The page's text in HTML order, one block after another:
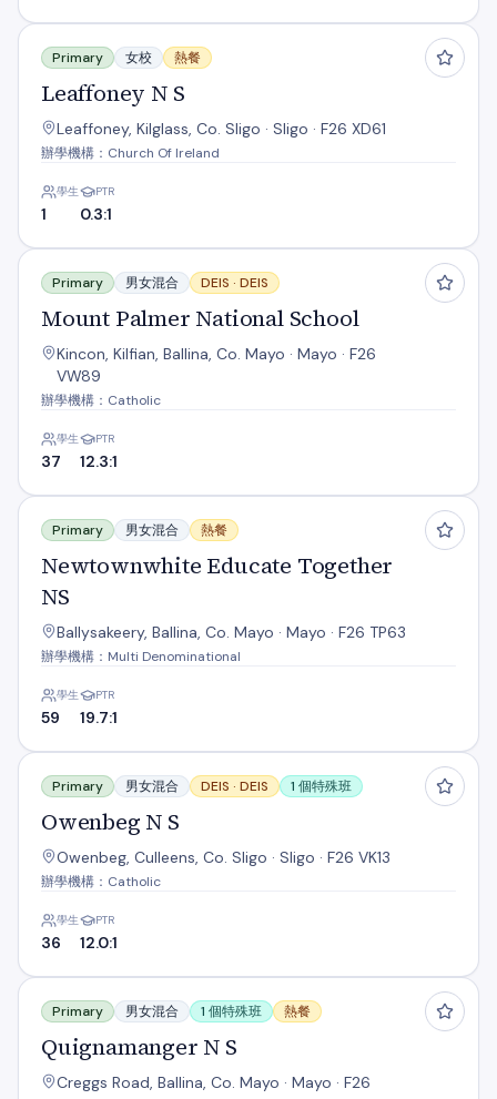
Leaffoney N S
Primary 女校 熱餐
Leaffoney N S
Leaffoney, Kilglass, Co. Sligo · Sligo · F26 XD61
辦學機構：Church Of Ireland
學生
1
PTR
0.3:1
Mount Palmer National School
Primary 男女混合 DEIS · DEIS
Mount Palmer National School
Kincon, Kilfian, Ballina, Co. Mayo · Mayo · F26
VW89
辦學機構：Catholic
學生
37
PTR
12.3:1
Newtownwhite Educate Together NS
Primary 男女混合 熱餐
Newtownwhite Educate Together
NS
Ballysakeery, Ballina, Co. Mayo · Mayo · F26 TP63
辦學機構：Multi Denominational
學生
59
PTR
19.7:1
Owenbeg N S
Primary 男女混合 DEIS · DEIS 1 個特殊班
Owenbeg N S
Owenbeg, Culleens, Co. Sligo · Sligo · F26 VK13
辦學機構：Catholic
學生
36
PTR
12.0:1
Quignamanger N S
Primary 男女混合 1 個特殊班 熱餐
Quignamanger N S
Creggs Road, Ballina, Co. Mayo · Mayo · F26